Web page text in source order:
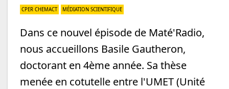
CPER CHEMACT MÉDIATION SCIENTIFIQUE
Dans ce nouvel épisode de Maté'Radio,
nous accueillons Basile Gautheron,
doctorant en 4ème année. Sa thèse
menée en cotutelle entre l'UMET (Unité